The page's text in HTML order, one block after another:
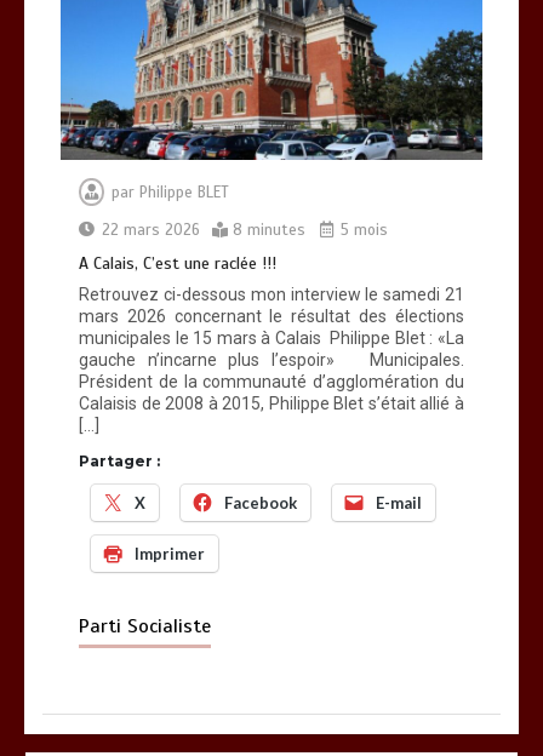
par Philippe BLET
22 mars 2026
8 minutes 5 mois
A Calais, C’est une raclée !!!
Retrouvez ci-dessous mon interview le samedi 21
mars 2026 concernant le résultat des élections
municipales le 15 mars à Calais Philippe Blet : «La
gauche n’incarne plus l’espoir» Municipales.
Président de la communauté d’agglomération du
Calaisis de 2008 à 2015, Philippe Blet s’était allié à
Partager :
X Facebook E-mail
Imprimer
Parti Socialiste